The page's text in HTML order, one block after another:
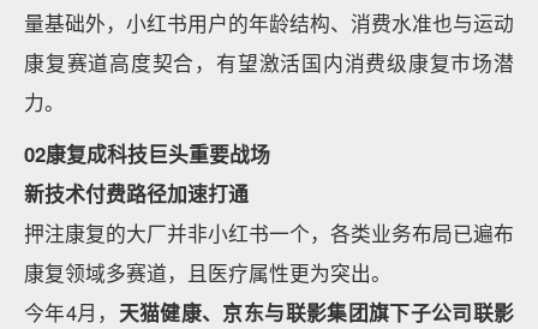
量基础外，小红书用户的年龄结构、消费水准也与运动
康复赛道高度契合，有望激活国内消费级康复市场潜
力。
02康复成科技巨头重要战场
新技术付费路径加速打通
押注康复的大厂并非小红书一个，各类业务布局已遍布
康复领域多赛道，且医疗属性更为突出。
今年4月， 天猫健康、京东与联影集团旗下子公司联影